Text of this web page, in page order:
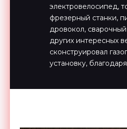
электровелосипед,
фрезерный станки,
дровокол,
других интересных
сконструировал
установку,